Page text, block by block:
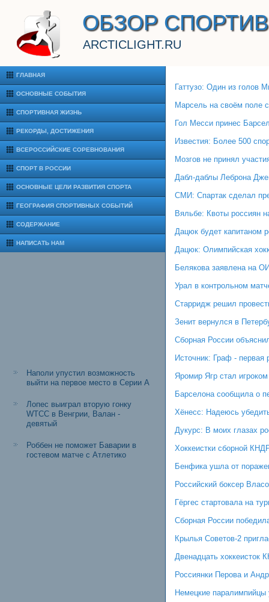
ОБЗОР
ARCTICLIGHT.RU
ГЛАВНАЯ
ОСНОВНЫЕ СОБЫТИЯ
СПОРТИВНАЯ ЖИЗНЬ
РЕКОРДЫ, ДОСТИЖЕНИЯ
ВСЕРОССИЙСКИЕ СОРЕВНОВАНИЯ
СПОРТ В РОССИИ
ОСНОВНЫЕ ЦЕЛИ РАЗВИТИЯ СПОРТА
ГЕОГРАФИЯ СПОРТИВНЫХ СОБЫТИЙ
СОДЕРЖАНИЕ
НАПИСАТЬ НАМ
Наполи упустил возможность
выйти на первое место в Серии A
Лопес выиграл вторую гонку
WTCC в Венгрии, Валан -
девятый
Роббен не поможет Баварии в
гостевом матче с Атлетико
Гаттузо: Один из голов
Марсель на своём поле
Гол Месси принес
Известия: Более 500
Мозгов не принял
Дабл-даблы Леброна
СМИ: Спартак сделал
Вяльбе: Квоты россиян
Дацюк будет капитаном
Дацюк: Олимпийская
Белякова заявлена на
Урал в контрольном
Старридж решил
Зенит вернулся в
Сборная России
Источник: Граф - первая
Яромир Ягр стал
Барселона сообщила о
Хёнесс: Надеюсь
Дукурс: В моих глазах
Хоккеистки сборной
Бенфика ушла от
Российский боксер
Гёргес стартовала на
Сборная России
Крылья Советов-2
Двенадцать хоккеисток
Россиянки Перова и
Немецкие паралимпийцы